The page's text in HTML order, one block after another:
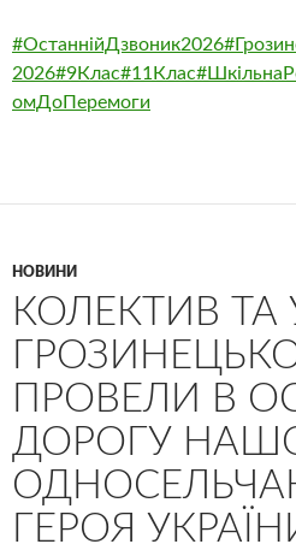
#ОстаннійДзвоник2026
2026#9Клас#11Клас
омДоПеремоги
НОВИНИ
КОЛЕКТИВ ТА
ПРОВЕЛИ В
ДОРОГУ
ГЕРОЯ